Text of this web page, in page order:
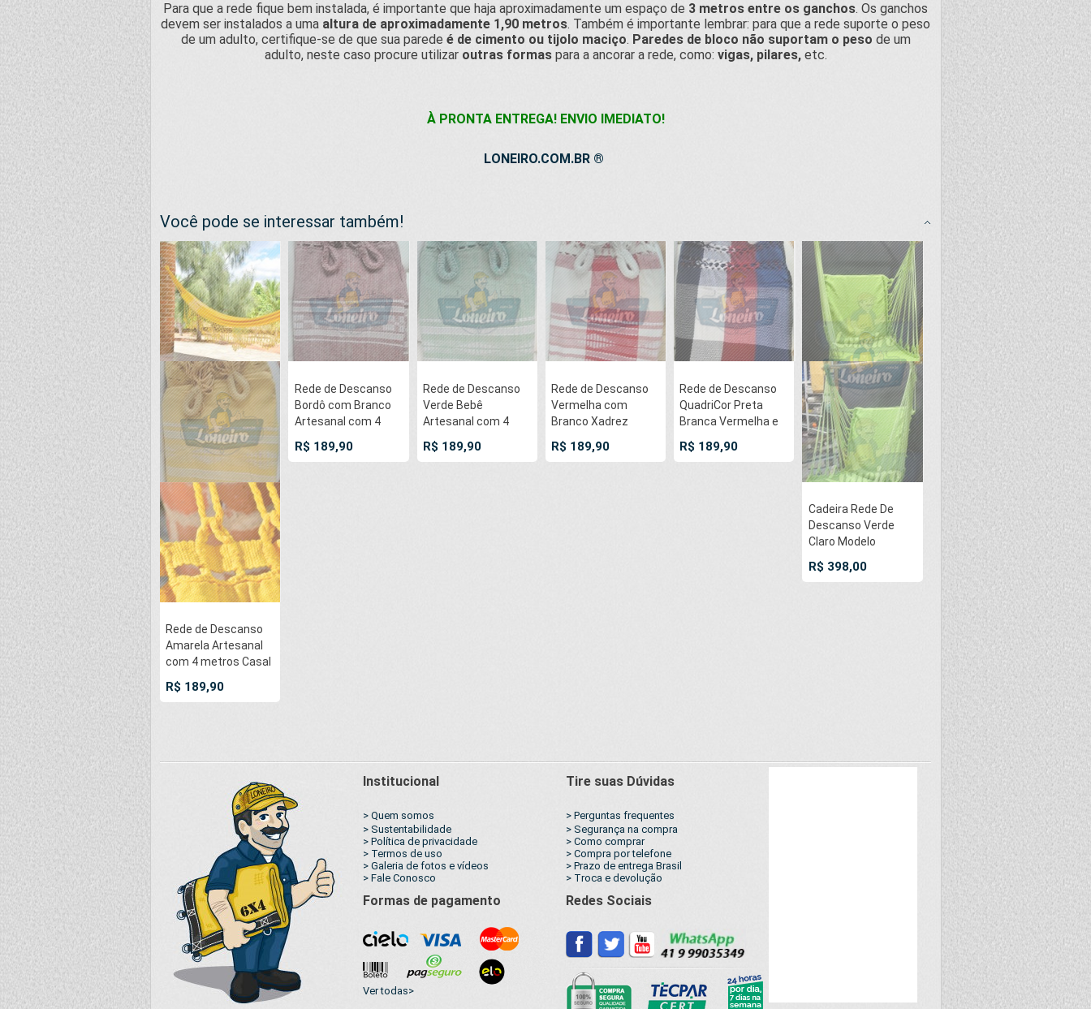
Para que a rede fique bem instalada, é importante que haja aproximadamente um espaço de 3 metros entre os ganchos. Os ganchos
devem ser instalados a uma altura de aproximadamente 1,90 metros. Também é importante lembrar: para que a rede suporte o peso
de um adulto, certifique-se de que sua parede é de cimento ou tijolo maciço. Paredes de bloco não suportam o peso de um
adulto, neste caso procure utilizar outras formaspara a ancorar a rede, como: vigas, pilares,etc.
À PRONTA ENTREGA! ENVIO IMEDIATO!
LONEIRO.COM.BR ®
Você pode se interessar também!
Rede de Descanso
Amarela Artesanal
com 4 metros Casal
Modelo de Franja
R$ 189,90
Rede de Descanso
Bordô com Branco
Artesanal com 4
Pernambucana
R$ 189,90
Rede de Descanso
Verde Bebê
Artesanal com 4
Pernambucana
R$ 189,90
Rede de Descanso
Vermelha com
Branco Xadrez
metros Casal -
R$ 189,90
Rede de Descanso
QuadriCor Preta
Branca Vermelha e
4 metros Casal -
R$ 189,90
Cadeira Rede De
Descanso Verde
Claro Modelo
de Balanço
R$ 398,00
Institucional Tire suas Dúvidas
> Quem somos
> Sustentabilidade
> Política de privacidade
> Termos de uso
> Galeria de fotos e vídeos
> Fale Conosco
> Perguntas frequentes
> Segurança na compra
> Como comprar
> Compra por telefone
> Prazo de entrega Brasil
> Troca e devolução
Formas de pagamento Redes Sociais
Ver todas>